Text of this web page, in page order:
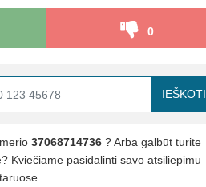
0
IEŠKOTI
37068714736 ? Arba galbūt turite
Kviečiame pasidalinti savo atsiliepimu